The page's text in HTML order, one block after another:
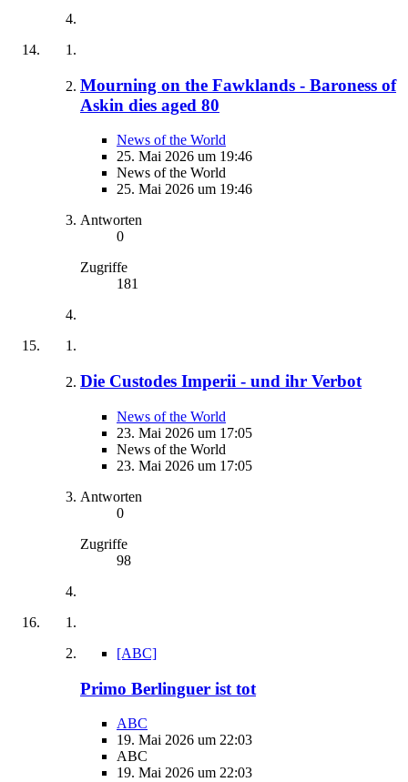
Mourning on the Fawklands - Baroness of
Askin dies aged 80
News of the World
25. Mai 2026 um 19:46
News of the World
25. Mai 2026 um 19:46
Antworten
0
Zugriffe
181
Die Custodes Imperii - und ihr Verbot
News of the World
23. Mai 2026 um 17:05
News of the World
23. Mai 2026 um 17:05
Antworten
0
Zugriffe
98
[ABC]
Primo Berlinguer ist tot
ABC
19. Mai 2026 um 22:03
ABC
19. Mai 2026 um 22:03